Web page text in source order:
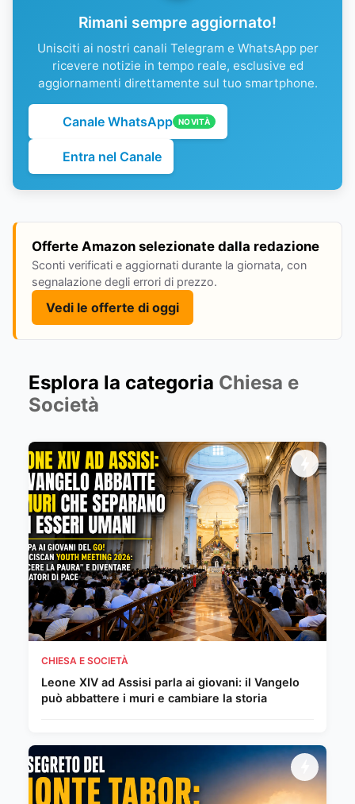
Rimani sempre aggiornato!
Unisciti ai nostri canali Telegram e WhatsApp per
ricevere notizie in tempo reale, esclusive ed
aggiornamenti direttamente sul tuo smartphone.
Canale WhatsApp NOVITÀ
Entra nel Canale
Offerte Amazon selezionate dalla redazione
Sconti verificati e aggiornati durante la giornata, con
segnalazione degli errori di prezzo.
Vedi le offerte di oggi
Esplora la categoria Chiesa e
Società
CHIESA E SOCIETÀ
Leone XIV ad Assisi parla ai giovani: il Vangelo
può abbattere i muri e cambiare la storia